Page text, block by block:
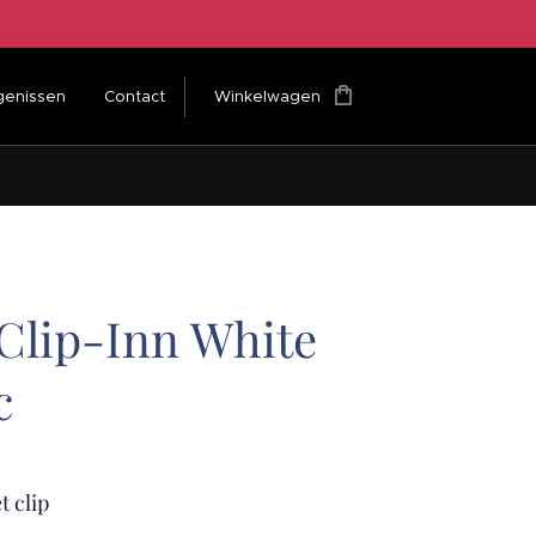
Contact Winkelwagen
Inn White
clip